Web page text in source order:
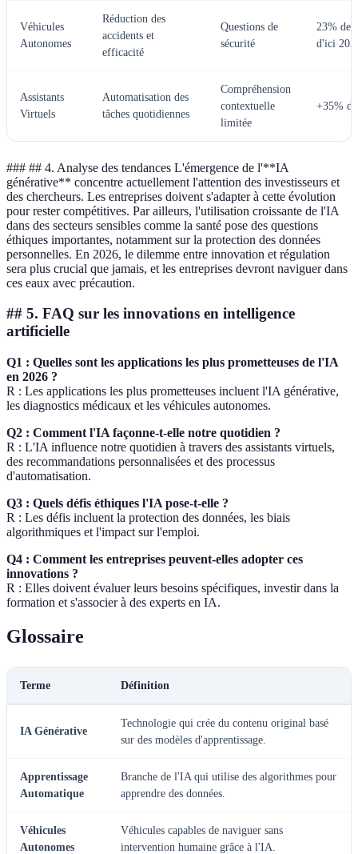
Véhicules
Autonomes
Réduction des
accidents et
efficacité
Questions de
sécurité
23% des
d'ici
Assistants
Virtuels
Automatisation des
tâches quotidiennes
Compréhension
contextuelle
limitée
+35%
### ## 4. Analyse des tendances L'émergence de l'**IA
générative** concentre actuellement l'attention des investisseurs et
des chercheurs. Les entreprises doivent s'adapter à cette évolution
pour rester compétitives. Par ailleurs, l'utilisation croissante de l'IA
dans des secteurs sensibles comme la santé pose des questions
éthiques importantes, notamment sur la protection des données
personnelles. En 2026, le dilemme entre innovation et régulation
sera plus crucial que jamais, et les entreprises devront naviguer dans
ces eaux avec précaution.
## 5. FAQ sur les innovations en intelligence
artificielle
Q1 : Quelles sont les applications les plus prometteuses de l'IA
en 2026 ?
R : Les applications les plus prometteuses incluent l'IA générative,
les diagnostics médicaux et les véhicules autonomes.
Q2 : Comment l'IA façonne-t-elle notre quotidien ?
R : L'IA influence notre quotidien à travers des assistants virtuels,
des recommandations personnalisées et des processus
d'automatisation.
Q3 : Quels défis éthiques l'IA pose-t-elle ?
R : Les défis incluent la protection des données, les biais
algorithmiques et l'impact sur l'emploi.
Q4 : Comment les entreprises peuvent-elles adopter ces
innovations ?
R : Elles doivent évaluer leurs besoins spécifiques, investir dans la
formation et s'associer à des experts en IA.
Glossaire
Terme Définition
IA Générative
Technologie qui crée du contenu original basé
sur des modèles d'apprentissage.
Apprentissage
Automatique
Branche de l'IA qui utilise des algorithmes pour
apprendre des données.
Véhicules
Autonomes
Véhicules capables de naviguer sans
intervention humaine grâce à l'IA.